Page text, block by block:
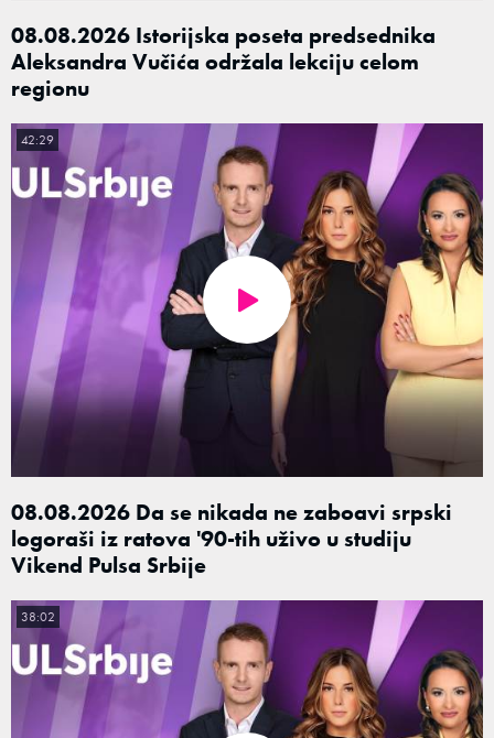
08.08.2026 Istorijska poseta predsednika
Aleksandra Vučića održala lekciju celom
regionu
08.08.2026 Da se nikada ne zaboavi srpski
logoraši iz ratova '90-tih uživo u studiju
Vikend Pulsa Srbije
42:29
38:02